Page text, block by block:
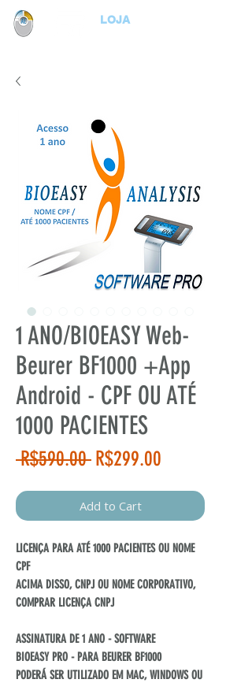
LOJA
1 ANO/BIOEASY Web-
Beurer BF1000 +App
Android - CPF OU ATÉ
1000 PACIENTES
R$590.00 Regular
R$299.00
Add to Cart
LICENÇA PARA ATÉ 1000 PACIENTES OU NOME
CPF
ACIMA DISSO, CNPJ OU NOME CORPORATIVO,
COMPRAR LICENÇA CNPJ
ASSINATURA DE 1 ANO - SOFTWARE
BIOEASY PRO - PARA BEURER BF1000
PODERÁ SER UTILIZADO EM MAC, WINDOWS OU